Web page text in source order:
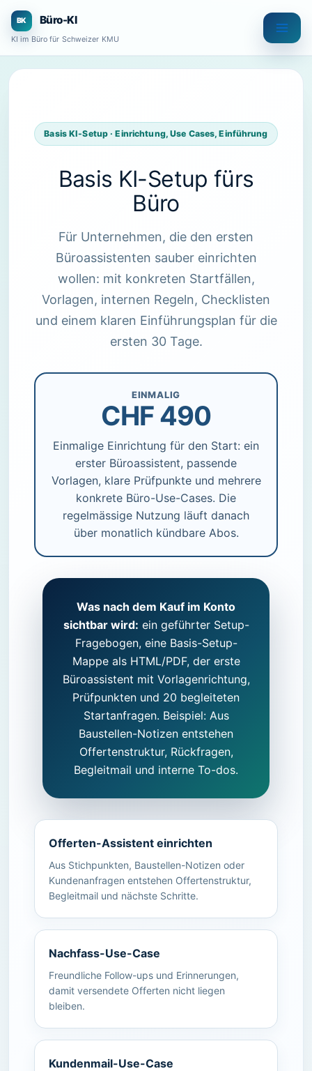
Zum
Inhalt
springen
Büro-KI
KI im Büro für Schweizer KMU
Basis KI-Setup · Einrichtung, Use Cases, Einführung
Basis KI-Setup fürs
Büro
Für Unternehmen, die den ersten
Büroassistenten sauber einrichten
wollen: mit konkreten Startfällen,
Vorlagen, internen Regeln, Checklisten
und einem klaren Einführungsplan für die
ersten 30 Tage.
EINMALIG
CHF 490
Einmalige Einrichtung für den Start: ein
erster Büroassistent, passende
Vorlagen, klare Prüfpunkte und mehrere
konkrete Büro-Use-Cases. Die
regelmässige Nutzung läuft danach
über monatlich kündbare Abos.
Was nach dem Kauf im Konto
sichtbar wird: ein geführter Setup-
Fragebogen, eine Basis-Setup-
Mappe als HTML/PDF, der erste
Büroassistent mit Vorlagenrichtung,
Prüfpunkten und 20 begleiteten
Startanfragen. Beispiel: Aus
Baustellen-Notizen entstehen
Offertenstruktur, Rückfragen,
Begleitmail und interne To-dos.
Offerten-Assistent einrichten
Aus Stichpunkten, Baustellen-Notizen oder
Kundenanfragen entstehen Offertenstruktur,
Begleitmail und nächste Schritte.
Nachfass-Use-Case
Freundliche Follow-ups und Erinnerungen,
damit versendete Offerten nicht liegen
bleiben.
Kundenmail-Use-Case